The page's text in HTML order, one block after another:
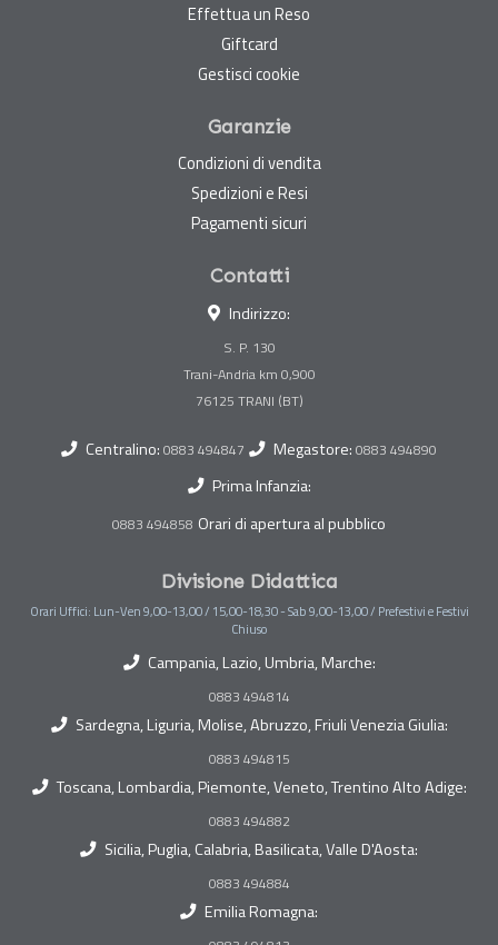
Effettua un Reso
Giftcard
Gestisci cookie
Garanzie
Condizioni di vendita
Spedizioni e Resi
Pagamenti sicuri
Contatti
Indirizzo:
S. P. 130
Trani-Andria km 0,900
Centralino: 0883 494847 Megastore: 0883 494890
Prima Infanzia:
0883 494858 Orari di apertura al pubblico
Divisione Didattica
Orari Uffici: Lun-Ven 9,00-13,00 / 15,00-18,30 - Sab 9,00-13,00 / Prefestivi e Festivi
Chiuso
Campania, Lazio, Umbria, Marche:
0883 494814
Sardegna, Liguria, Molise, Abruzzo, Friuli Venezia Giulia:
0883 494815
Toscana, Lombardia, Piemonte, Veneto, Trentino Alto Adige:
0883 494882
Sicilia, Puglia, Calabria, Basilicata, Valle D'Aosta:
0883 494884
Emilia Romagna: